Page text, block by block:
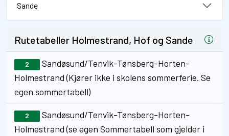
Sande
Rutetabeller Holmestrand, Hof og Sande
2
Sandøsund/Tenvik-Tønsberg-Horten-
Holmestrand (Kjører ikke i skolens sommerferie. Se
egen sommertabell)
2
Sandøsund/Tenvik-Tønsberg-Horten-
Holmestrand (se egen Sommertabell som gjelder i